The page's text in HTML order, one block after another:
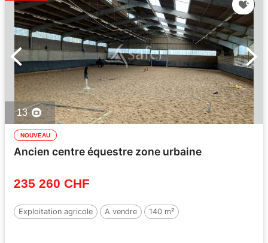
13
NOUVEAU
Ancien centre équestre zone urbaine
235 260 CHF
Exploitation agricole A vendre 140 m²